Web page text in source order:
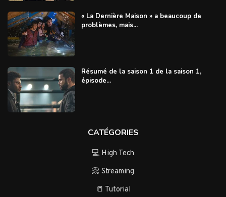
« La Dernière Maison » a beaucoup de
problèmes, mais...
Résumé de la saison 1 de la saison 1,
épisode...
CATÉGORIES
💻 High Tech
📀 Streaming
📒 Tutorial